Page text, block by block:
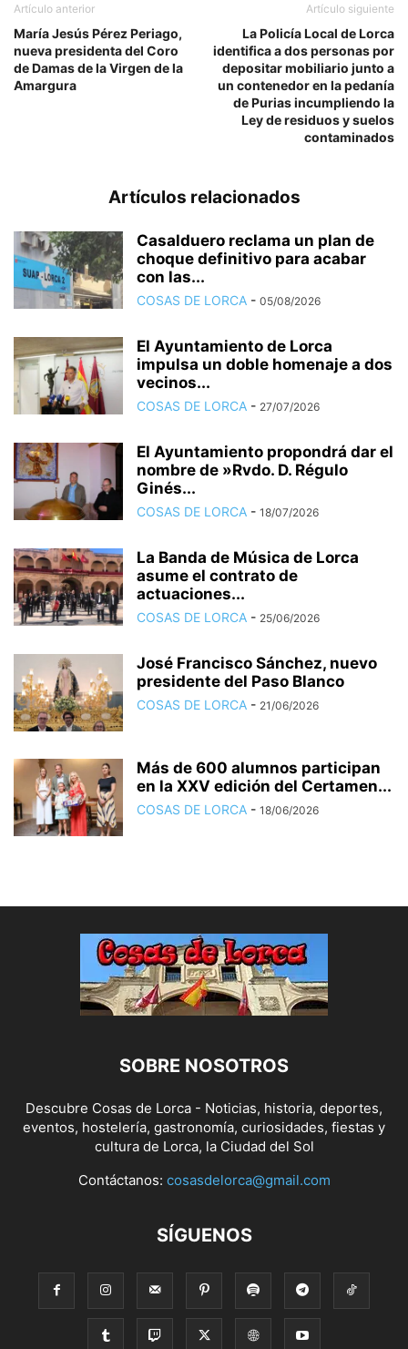
Artículo anterior
María Jesús Pérez Periago,
nueva presidenta del Coro
de Damas de la Virgen de la
Amargura
Artículo siguiente
La Policía Local de Lorca
identifica a dos personas por
depositar mobiliario junto a
un contenedor en la pedanía
de Purias incumpliendo la
Ley de residuos y suelos
contaminados
Artículos relacionados
Casalduero reclama un plan de
choque definitivo para acabar
con las...
COSAS DE LORCA - 05/08/2026
El Ayuntamiento de Lorca
impulsa un doble homenaje a dos
vecinos...
COSAS DE LORCA - 27/07/2026
El Ayuntamiento propondrá dar el
nombre de »Rvdo. D. Régulo
Ginés...
COSAS DE LORCA - 18/07/2026
La Banda de Música de Lorca
asume el contrato de
actuaciones...
COSAS DE LORCA - 25/06/2026
José Francisco Sánchez, nuevo
presidente del Paso Blanco
COSAS DE LORCA - 21/06/2026
Más de 600 alumnos participan
en la XXV edición del Certamen...
COSAS DE LORCA - 18/06/2026
SOBRE NOSOTROS
Descubre Cosas de Lorca - Noticias, historia, deportes,
eventos, hostelería, gastronomía, curiosidades, fiestas y
cultura de Lorca, la Ciudad del Sol
Contáctanos: cosasdelorca@gmail.com
SÍGUENOS